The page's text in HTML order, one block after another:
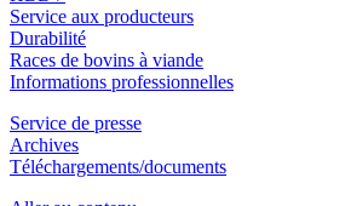
Service aux producteurs
Durabilité
Races de bovins à viande
Informations professionnelles
Service de presse
Archives
Téléchargements/documents